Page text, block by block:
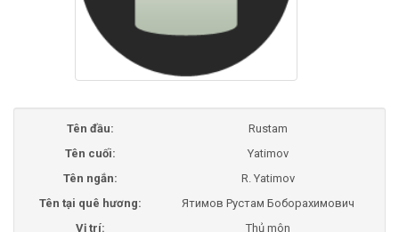
Tên đầu:
Rustam
Tên cuối:
Yatimov
Tên ngắn:
R. Yatimov
Tên tại quê hương:
Ятимов Рустам Боборахимович
Vị trí:
Thủ môn